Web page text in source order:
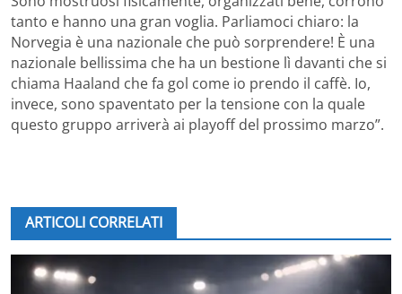
tanto e hanno una gran voglia. Parliamoci chiaro: la
Norvegia è una nazionale che può sorprendere! È una
nazionale bellissima che ha un bestione lì davanti che si
chiama Haaland che fa gol come io prendo il caffè. Io,
invece, sono spaventato per la tensione con la quale
questo gruppo arriverà ai playoff del prossimo marzo”.
ARTICOLI CORRELATI